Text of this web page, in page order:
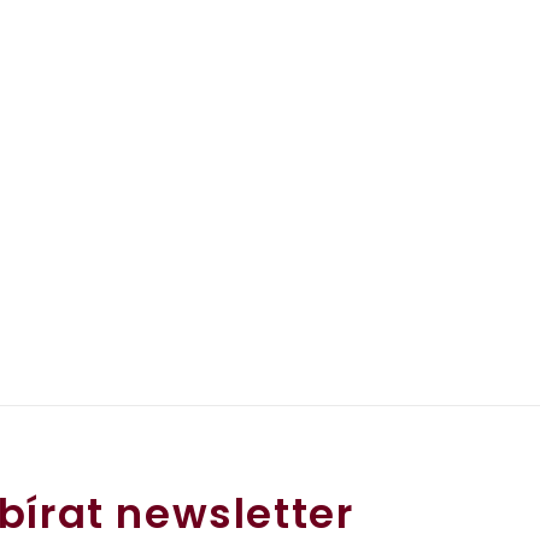
newsletter